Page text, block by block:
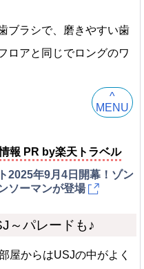
ブラシで、磨きやすい歯
ロアと同じでロングのワ
^
MENU
報 PR by楽天トラベル
2025年9月4日開幕！ゾン
ソーマンが登場
～パレードも♪
屋からはUSJの中がよく